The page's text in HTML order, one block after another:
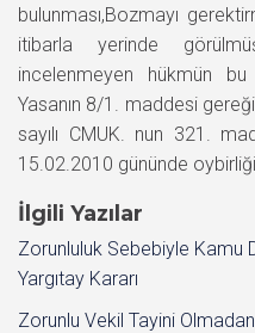
bulunması,Bozmayı
itibarla yerinde
incelenmeyen hükmün
Yasanın 8/1. maddesi
sayılı CMUK. nun 321.
15.02.2010 gününde
İlgili Yazılar
Zorunluluk Sebebiyle Kamu
Yargıtay Kararı
Zorunlu Vekil Tayini